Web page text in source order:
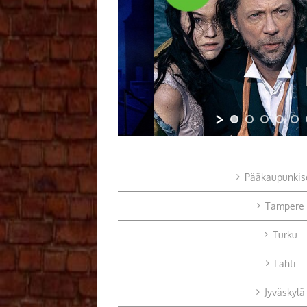
Tampere
Turku
Lahti
Jyväskylä